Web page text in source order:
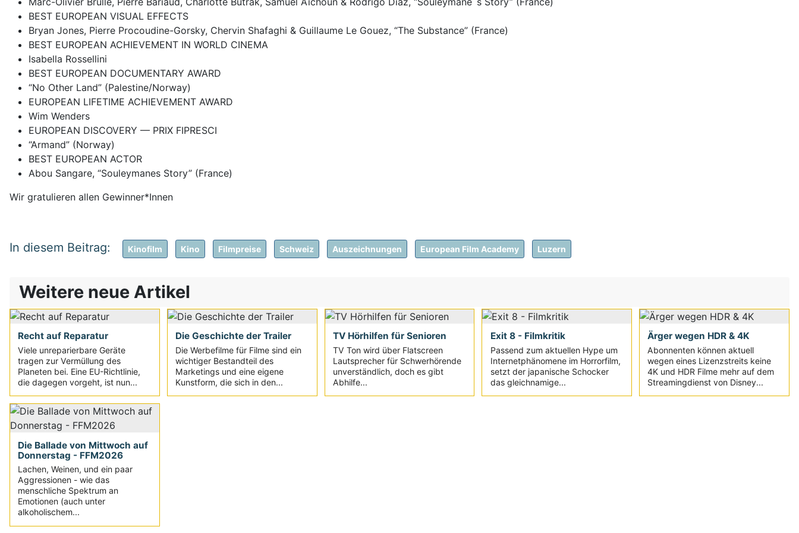
BEST EUROPEAN VISUAL EFFECTS
Bryan Jones, Pierre Procoudine-Gorsky, Chervin Shafaghi & Guillaume Le Gouez, “The Substance” (France)
BEST EUROPEAN ACHIEVEMENT IN WORLD CINEMA
Isabella Rossellini
BEST EUROPEAN DOCUMENTARY AWARD
“No Other Land” (Palestine/Norway)
EUROPEAN LIFETIME ACHIEVEMENT AWARD
Wim Wenders
EUROPEAN DISCOVERY — PRIX FIPRESCI
“Armand” (Norway)
BEST EUROPEAN ACTOR
Abou Sangare, “Souleymanes Story” (France)
Wir gratulieren allen Gewinner*Innen
Kinofilm Kino Filmpreise Schweiz Auszeichnungen European Film Academy Luzern
Weitere neue Artikel
Recht auf Reparatur
Viele unreparierbare Geräte
tragen zur Vermüllung des
Planeten bei. Eine EU-Richtlinie,
die dagegen vorgeht, ist nun...
Die Geschichte der Trailer
Die Werbefilme für Filme sind ein
wichtiger Bestandteil des
Marketings und eine eigene
Kunstform, die sich in den...
TV Hörhilfen für Senioren
TV Ton wird über Flatscreen
Lautsprecher für Schwerhörende
unverständlich, doch es gibt
Abhilfe...
Exit 8 - Filmkritik
Passend zum aktuellen Hype um
Internetphänomene im Horrorfilm,
setzt der japanische Schocker
das gleichnamige...
Ärger wegen HDR & 4K
Abonnenten können aktuell
wegen eines Lizenzstreits keine
4K und HDR Filme mehr auf dem
Streamingdienst von Disney...
Die Ballade von Mittwoch auf
Donnerstag - FFM2026
Lachen, Weinen, und ein paar
Aggressionen - wie das
menschliche Spektrum an
Emotionen (auch unter
alkoholischem...